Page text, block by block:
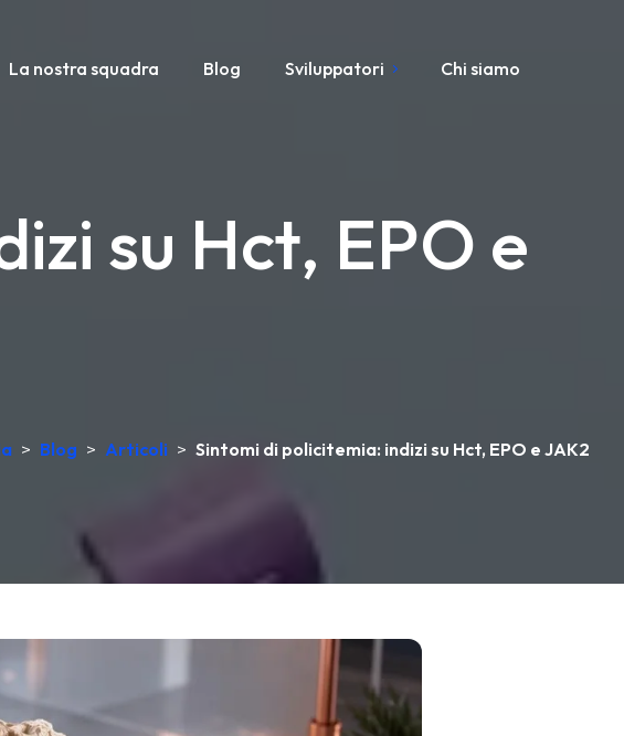
La nostra squadra Blog Sviluppatori Chi siamo
su Hct, EPO e
> Blog > Articoli > Sintomi di policitemia: indizi su Hct, EPO e JAK2